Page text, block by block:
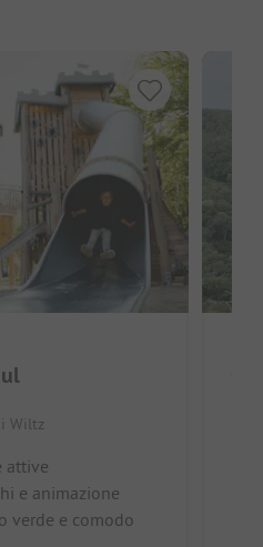
Wiltz
attive
e animazione
verde e comodo